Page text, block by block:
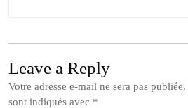
Leave a Reply
Votre adresse e-mail ne sera pas publiée.
sont indiqués avec *